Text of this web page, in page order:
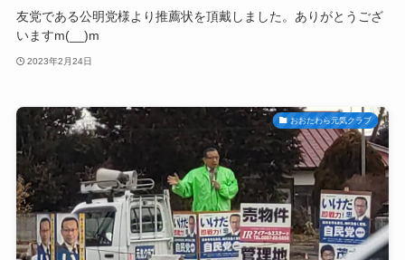
友党である公明党様より推薦状を頂戴しました。ありがとうござ
いますm(__)m
2023年2月24日
おおたわら元気クラブ